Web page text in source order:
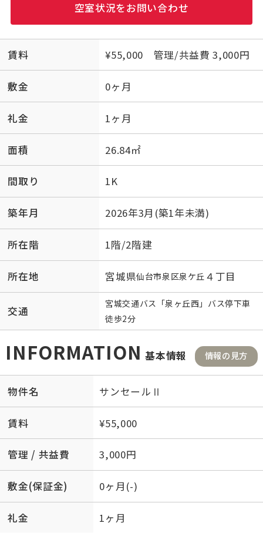
空室状況をお問い合わせ
賃料 ¥55,000 管理/共益費 3,000円
敷金 0ヶ月
礼金 1ヶ月
面積 26.84㎡
間取り 1K
築年月 2026年3月(築1年未満)
所在階 1階/2階建
所在地 宮城県仙台市泉区泉ケ丘 ４丁目
交通
宮城交通バス「泉ヶ丘西」バス停下車
徒歩2分
INFORMATION 基本情報 情報の見方
物件名 サンセールⅡ
賃料 ¥55,000
管理 / 共益費 3,000円
敷金(保証金) 0ヶ月(-)
礼金 1ヶ月